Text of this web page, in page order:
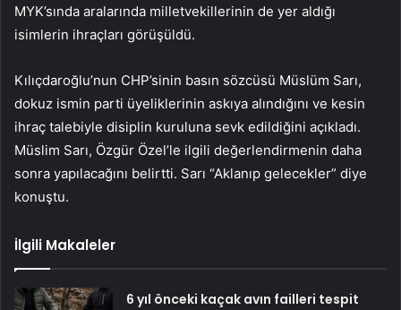
MYK’sında aralarında milletvekillerinin de yer aldığı
isimlerin ihraçları görüşüldü.
Kılıçdaroğlu’nun CHP’sinin basın sözcüsü Müslüm Sarı,
dokuz ismin parti üyeliklerinin askıya alındığını ve kesin
ihraç talebiyle disiplin kuruluna sevk edildiğini açıkladı.
Müslim Sarı, Özgür Özel’le ilgili değerlendirmenin daha
sonra yapılacağını belirtti. Sarı “Aklanıp gelecekler” diye
konuştu.
İlgili Makaleler
6 yıl önceki kaçak avın failleri tespit